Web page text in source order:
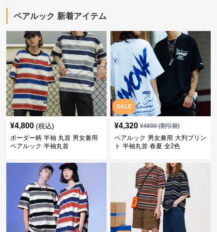
ペアルック 新着アイテム
¥4,800 (税込)
ボーダー柄 半袖 丸首 男女兼用
ペアルック 半袖丸首
SALE
¥4,320 ¥4800(割引前)
ペアルック 男女兼用 大判プリン
ト 半袖丸首 春夏 全2色